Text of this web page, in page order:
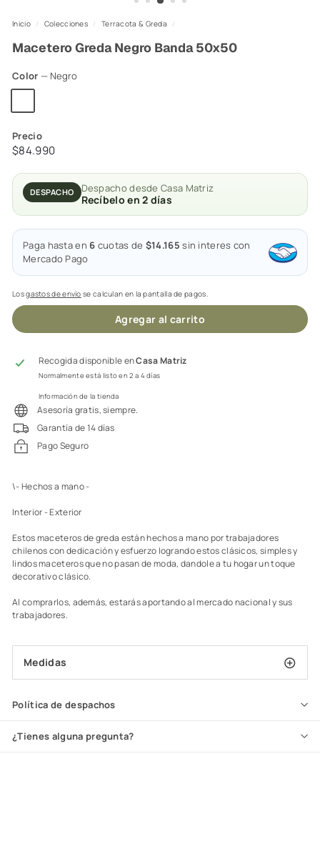
Inicio / Colecciones / Terracota & Greda /
Macetero Greda Negro Banda 50x50
Color — Negro
Precio
Precio
$84.990
DESPACHO Despacho desde Casa Matriz
Recíbelo en 2 días
Paga hasta en 6 cuotas de $14.165 sin interes con
Mercado Pago
Losgastos de envío se calculan en la pantalla de pagos.
Agregar al carrito
Recogida disponible enCasa Matriz
Normalmente está listo en 2 a 4 días
Información de la tienda
Asesoría gratis, siempre.
Garantía de 14 días
Pago Seguro
\- Hechos a mano -
Interior - Exterior
Estos maceteros de greda están hechos a mano por trabajadores
chilenos con dedicación y esfuerzo logrando estos clásicos, simples y
lindos maceteros que no pasan de moda, dandole a tu hogar un toque
decorativo clásico.
Al comprarlos, además, estarás aportando al mercado nacional y sus
trabajadores.
Medidas
Política de despachos
¿Tienes alguna pregunta?